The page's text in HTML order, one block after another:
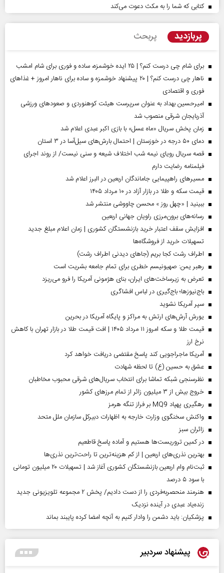
کتابی که شما را به مکث دعوت می‌کند
پربازدید پربحث
برای شام چی درست کنم؟ | ۲۵ ایده خوشمزه، ساده و فوری برای شام امشب
ناهار چی درست کنم؟ | ۲۰ پیشنهاد خوشمزه و ساده برای ناهار امروز + غذاهای
فوری و اقتصادی
امیرحسین بهداد به عنوان سرپرست هیئت کوهنوردی و صعودهای ورزشی
آذربایجان شرقی منصوب شد
زمان پخش سریال «ماه عسل» با بازی اکبر عبدی اعلام شد
دمای ۵۰ درجه در خوزستان | احتمال بارش‌های سیل‌آسا در ۳ استان
قصه سریال رویای نیمه شب اختلاف شیعه و سنی نیست/ از روند اجرای
فیلمنامه رضایت دارم
مسیر‌های راهپیمایی جاماندگان اربعین در البرز اعلام شد
قیمت سکه و طلا در بازار آزاد در ۱۰ مرداد ۱۴۰۵
ببینید | «چهل روز » محسن چاووشی منتشر شد
رسانه‌های برون‌مرزی راویان جهانی اربعین
افزایش سقف اعتبار خرید بازنشستگان کشوری | زمان اعلام مبلغ جدید
تسهیلات خرید از فروشگاه‌ها
اطراف رشت کجا بریم (جاهای دیدنی اطراف رشت)
رهبر یمن: صهیونیسم خطری برای تمام جامعه بشریت است
تعرض به زیرساخت‌های ایران، بنای هژمونی آمریکا را فرو می‌ریزد
باج‌نیوزها؛ باج‌گیری در لباس افشاگری
سپر آمریکا نشوید
یورش آرش‌های ارتش به مراکز و پایگاه‌ آمریکا در بحرین
قیمت طلا و سکه امروز ۱۱ مرداد ۱۴۰۵ | افت قیمت طلا در بازار تهران با کاهش
نرخ ارز
آمریکا ماجراجویی کند پاسخ مقتضی دریافت خواهد کرد
عشق به حسین (ع) تا لحظه شهادت
نظرسنجی شبکه تماشا برای انتخاب سریال‌های شرقی محبوب مخاطبان
خروج بیش از ۳ میلیون زائر از تمام مرز‌های کشور
رهگیری پهپاد MQ9 بر فراز تنگه هرمز
واکنش سخنگوی وزارت خارجه به اظهارات دبیرکل سازمان ملل متحد
‌زائران سبز
در کمین تروریست‌ها هستیم و آماده پاسخ قاطعیم
بهترین نذری‌های اربعین | از کم هزینه‌ترین تا راحت‌ترین نذری‌ها
ثبت‌نام وام اربعین بازنشستگان کشوری آغاز شد | تسهیلات ۲۰ میلیون تومانی
با سود ۵ درصد
هنرمند منحصر‌به‌فردی را از دست دادیم/ پخش ۲ مجموعه تلویزیونی جدید
زنده‌یاد عبدی در آینده نزدیک
پزشکیان: باید دشمن را وادار کنیم به آنچه امضا کرده پایبند بماند
پیشنهاد سردبیر